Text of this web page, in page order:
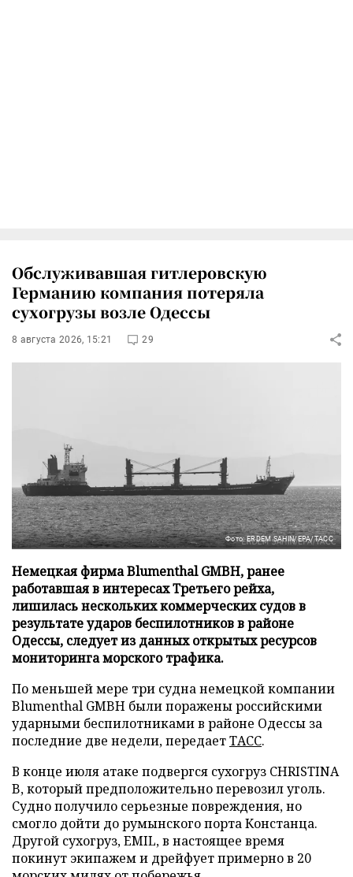
Обслуживавшая гитлеровскую
Германию компания потеряла
сухогрузы возле Одессы
8 августа 2026, 15:21 29
Фото: ERDEM SAHIN/EPA/ТАСС
Немецкая фирма Blumenthal GMBH, ранее
работавшая в интересах Третьего рейха,
лишилась нескольких коммерческих судов в
результате ударов беспилотников в районе
Одессы, следует из данных открытых ресурсов
мониторинга морского трафика.
По меньшей мере три судна немецкой компании
Blumenthal GMBH были поражены российскими
ударными беспилотниками в районе Одессы за
последние две недели, передаетТАСС.
В конце июля атаке подвергся сухогруз CHRISTINA
B, который предположительно перевозил уголь.
Судно получило серьезные повреждения, но
смогло дойти до румынского порта Констанца.
Другой сухогруз, EMIL, в настоящее время
покинут экипажем и дрейфует примерно в 20